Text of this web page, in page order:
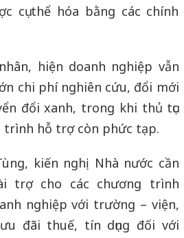
cụ thể hóa bằng các chính
hiện doanh nghiệp vẫn
chi phí nghiên cứu, đổi mới
đổi xanh, trong khi thủ tục
trình hỗ trợ còn phức tạp.
kiến nghị Nhà nước cần
trợ cho các chương trình
nghiệp với trường – viện,
đãi thuế, tín dụng đối với